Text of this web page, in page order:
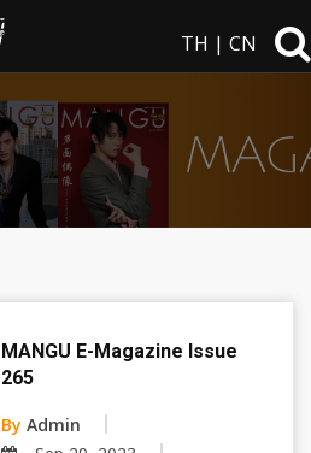
TH | CN
MANGU E-Magazine Issue
265
By Admin